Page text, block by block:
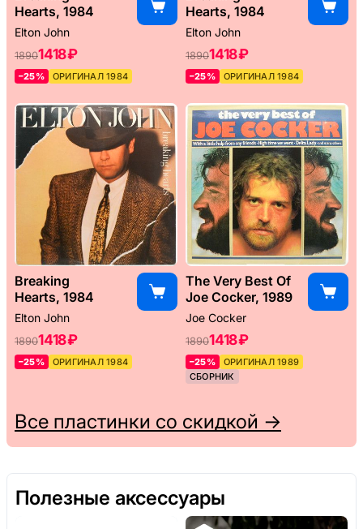
Hearts, 1984
Elton John
18901418 ₽
–25% ОРИГИНАЛ 1984
Hearts, 1984
Elton John
18901418 ₽
–25% ОРИГИНАЛ 1984
Breaking
Hearts, 1984
Elton John
18901418 ₽
–25% ОРИГИНАЛ 1984
The Very Best Of
Joe Cocker, 1989
Joe Cocker
18901418 ₽
–25%
ОРИГИНАЛ 1989
СБОРНИК
Все пластинки со скидкой →
Полезные аксессуары